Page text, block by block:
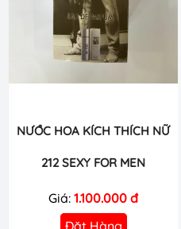
NƯỚC HOA KÍCH THÍCH NỮ
212 SEXY FOR MEN
Giá: 1.100.000 đ